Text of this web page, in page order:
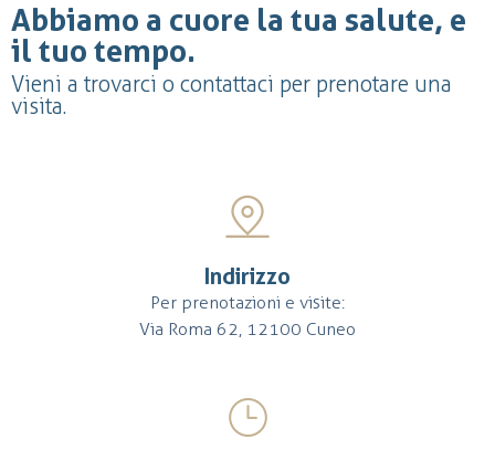
Abbiamo a cuore la tua salute, e
il tuo tempo.
Vieni a trovarci o contattaci per prenotare una
visita.
Indirizzo
Per prenotazioni e visite:
Via Roma 62, 12100 Cuneo